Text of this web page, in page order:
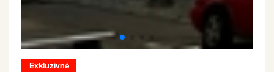
Exkluzivně